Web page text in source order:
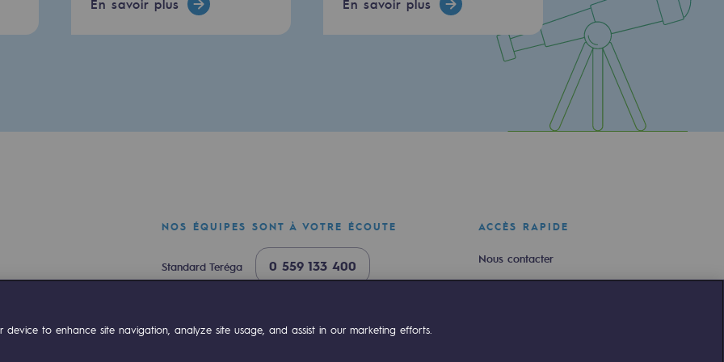
environnementale
En savoir plus En savoir plus
Compte Youtube
NOS ÉQUIPES SONT À VOTRE ÉCOUTE
Standard Teréga 0 559 133 400
ACCÈS RAPIDE
Nous contacter
to enhance site navigation, analyze site usage, and assist in our marketing efforts.